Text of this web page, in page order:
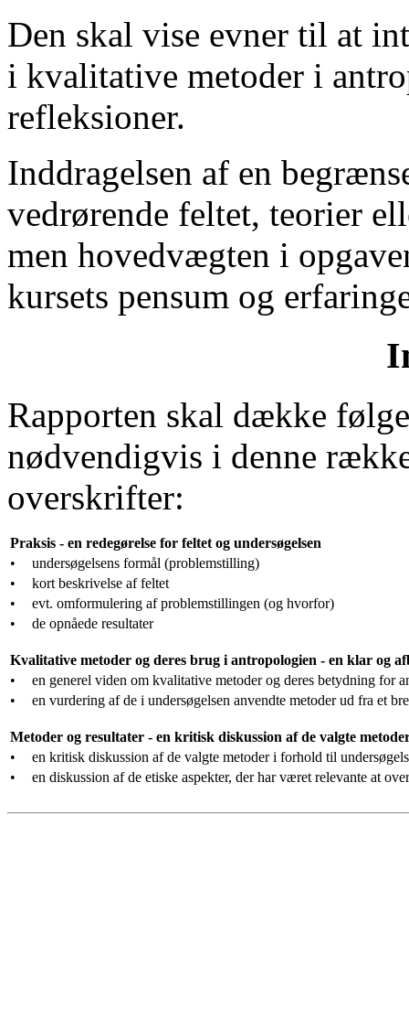
Den skal vise evner til at
i kvalitative metoder i
refleksioner.
Inddragelsen af en
vedrørende feltet, teorier
men hovedvægten i
kursets pensum og
Rapporten skal dække
nødvendigvis i denne
overskrifter:
Praksis - en redegørelse for feltet og undersøgelsen
•
undersøgelsens formål (problemstilling)
•
kort beskrivelse af feltet
•
evt. omformulering af problemstillingen (og hvorfor)
•
de opnåede resultater
Kvalitative metoder og deres brug i antropologien - en klar og
•
en generel viden om kvalitative metoder og deres betydning for
•
en vurdering af de i undersøgelsen anvendte metoder ud fra et
Metoder og resultater - en kritisk diskussion af de valgte
•
en kritisk diskussion af de valgte metoder i forhold til
•
en diskussion af de etiske aspekter, der har været relevante at